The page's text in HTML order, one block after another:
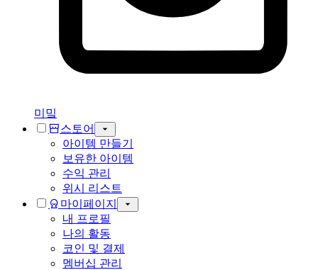
미밐
스토어
아이템 만들기
보유한 아이템
수익 관리
위시 리스트
마이페이지
내 프로필
나의 활동
코인 및 결제
멤버십 관리